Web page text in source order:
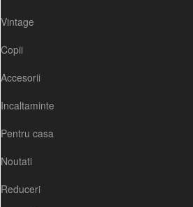
Vintage
Copii
Accesorii
Incaltaminte
Pentru casa
Noutati
Reduceri